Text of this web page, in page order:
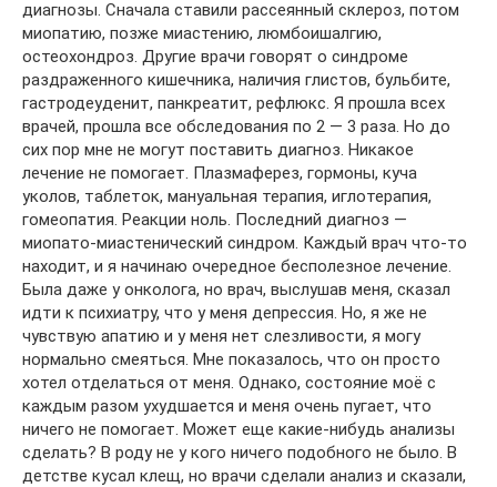
диагнозы. Сначала ставили рассеянный склероз, потом
миопатию, позже миастению, люмбоишалгию,
остеохондроз. Другие врачи говорят о синдроме
раздраженного кишечника, наличия глистов, бульбите,
гастродеуденит, панкреатит, рефлюкс. Я прошла всех
врачей, прошла все обследования по 2 — 3 раза. Но до
сих пор мне не могут поставить диагноз. Никакое
лечение не помогает. Плазмаферез, гормоны, куча
уколов, таблеток, мануальная терапия, иглотерапия,
гомеопатия. Реакции ноль. Последний диагноз —
миопато-миастенический синдром. Каждый врач что-то
находит, и я начинаю очередное бесполезное лечение.
Была даже у онколога, но врач, выслушав меня, сказал
идти к психиатру, что у меня депрессия. Но, я же не
чувствую апатию и у меня нет слезливости, я могу
нормально смеяться. Мне показалось, что он просто
хотел отделаться от меня. Однако, состояние моё с
каждым разом ухудшается и меня очень пугает, что
ничего не помогает. Может еще какие-нибудь анализы
сделать? В роду не у кого ничего подобного не было. В
детстве кусал клещ, но врачи сделали анализ и сказали,